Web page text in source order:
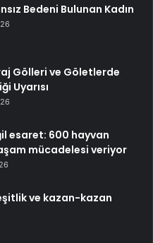
Bedeni Bulunan Kadın
Gölleri ve Göletlerde
Uyarısı
esaret: 600 hayvan
mücadelesi veriyor
ve kazan-kazan